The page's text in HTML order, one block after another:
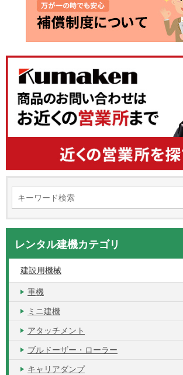
レンタル建機カテゴリ
建設用機械
重機
ミニ建機
アタッチメント
ブルドーザー・ローラー
キャリアダンプ